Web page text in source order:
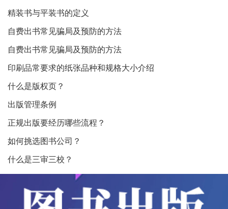
精装书与平装书的定义
自费出书常见骗局及预防的方法
自费出书常见骗局及预防的方法
印刷品常要求的纸张品种和规格大小介绍
什么是版权页？
出版管理条例
正规出版要经历哪些流程？
如何挑选图书公司？
什么是三审三校？